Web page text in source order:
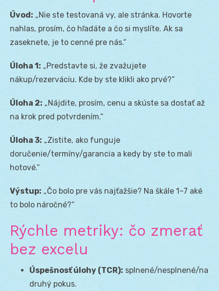
Úvod: „Nie ste testovaná vy, ale stránka. Hovorte
nahlas, prosím, čo hľadáte a čo si myslíte. Ak sa
zaseknete, je to cenné pre nás.“
Úloha 1: „Predstavte si, že zvažujete
nákup/rezerváciu. Kde by ste klikli ako prvé?“
Úloha 2: „Nájdite, prosím, cenu a skúste sa dostať až
na krok pred potvrdením.“
Úloha 3: „Zistite, ako funguje
doručenie/termíny/garancia a kedy by ste to mali
hotové.“
Výstup: „Čo bolo pre vás najťažšie? Na škále 1–7 aké
to bolo náročné?“
Rýchle metriky: čo zmerať
bez excelu
Úspešnosť úlohy (TCR): splnené/nesplnené/na
druhý pokus.